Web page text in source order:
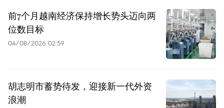
前7个月越南经济保持增长势头迈向两
位数目标
04/08/2026 02:59
胡志明市蓄势待发，迎接新一代外资
浪潮